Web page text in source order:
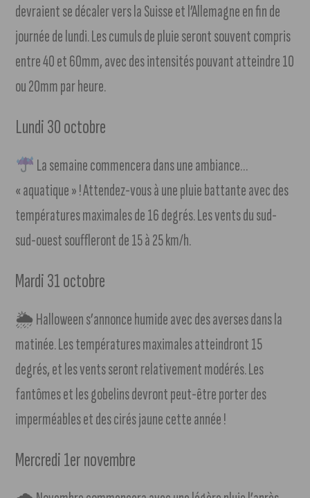
devraient se décaler vers la Suisse et l’Allemagne en fin de
journée de lundi. Les cumuls de pluie seront souvent compris
entre 40 et 60mm, avec des intensités pouvant atteindre 10
ou 20mm par heure.
Lundi 30 octobre
La semaine commencera dans une ambiance…
« aquatique » ! Attendez-vous à une pluie battante avec des
températures maximales de 16 degrés. Les vents du sud-
sud-ouest souffleront de 15 à 25 km/h.
Mardi 31 octobre
🌦 Halloween s’annonce humide avec des averses dans la
matinée. Les températures maximales atteindront 15
degrés, et les vents seront relativement modérés. Les
fantômes et les gobelins devront peut-être porter des
imperméables et des cirés jaune cette année !
Mercredi 1er novembre